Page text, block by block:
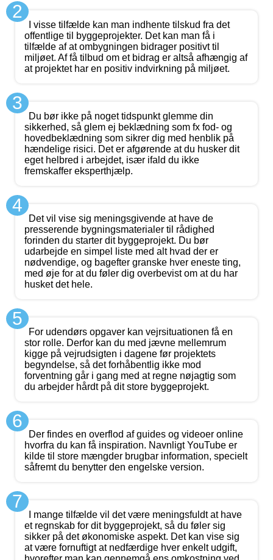
2
I visse tilfælde kan man indhente tilskud fra det
offentlige til byggeprojekter. Det kan man få i
tilfælde af at ombygningen bidrager positivt til
miljøet. Af få tilbud om et bidrag er altså afhængig af
at projektet har en positiv indvirkning på miljøet.
3
Du bør ikke på noget tidspunkt glemme din
sikkerhed, så glem ej beklædning som fx fod- og
hovedbeklædning som sikrer dig med henblik på
hændelige risici. Det er afgørende at du husker dit
eget helbred i arbejdet, især ifald du ikke
fremskaffer eksperthjælp.
4
Det vil vise sig meningsgivende at have de
presserende bygningsmaterialer til rådighed
forinden du starter dit byggeprojekt. Du bør
udarbejde en simpel liste med alt hvad der er
nødvendige, og bagefter granske hver eneste ting,
med øje for at du føler dig overbevist om at du har
husket det hele.
5
For udendørs opgaver kan vejrsituationen få en
stor rolle. Derfor kan du med jævne mellemrum
kigge på vejrudsigten i dagene før projektets
begyndelse, så det forhåbentlig ikke mod
forventning går i gang med at regne nøjagtig som
du arbejder hårdt på dit store byggeprojekt.
6
Der findes en overflod af guides og videoer online
hvorfra du kan få inspiration. Navnligt YouTube er
kilde til store mængder brugbar information, specielt
såfremt du benytter den engelske version.
7
I mange tilfælde vil det være meningsfuldt at have
et regnskab for dit byggeprojekt, så du føler sig
sikker på det økonomiske aspekt. Det kan vise sig
at være fornuftigt at nedfærdige hver enkelt udgift,